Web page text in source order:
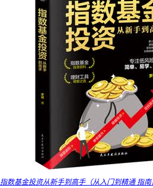
指数基金投资从新手到高手（从入门到精通 指南